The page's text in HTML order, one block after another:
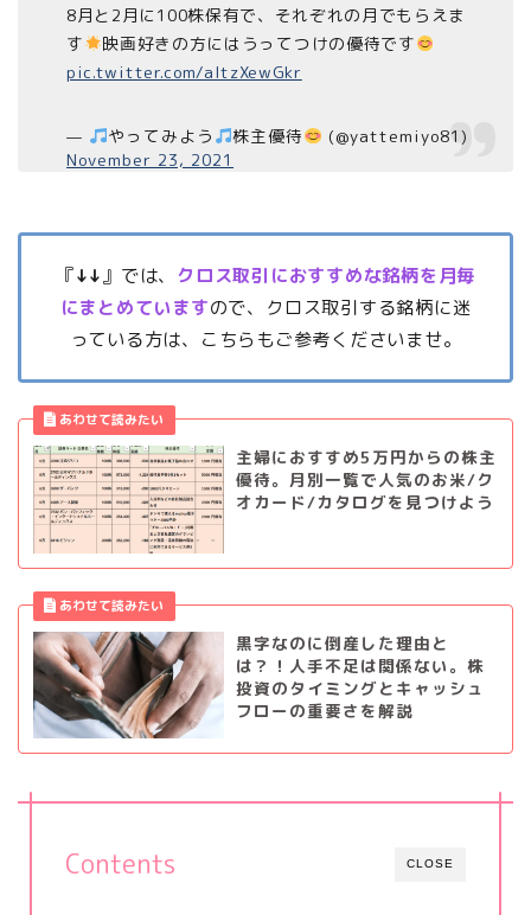
8月と2月に100株保有で、それぞれの月でもらえま
す
映画好きの方にはうってつけの優待です
pic.twitter.com/aItzXewGkr
— やってみよう 株主優待
(@yattemiyo81)
November 23, 2021
『↓↓』では、 クロス取引におすすめな銘柄を月毎
にまとめていますので、クロス取引する銘柄に迷
っている方は、こちらもご参考くださいませ。
主婦におすすめ5万円からの株主
優待。月別一覧で人気のお米/ク
オカード/カタログを見つけよう
黒字なのに倒産した理由と
は？！人手不足は関係ない。株
投資のタイミングとキャッシュ
フローの重要さを解説
CLOSE
Contents